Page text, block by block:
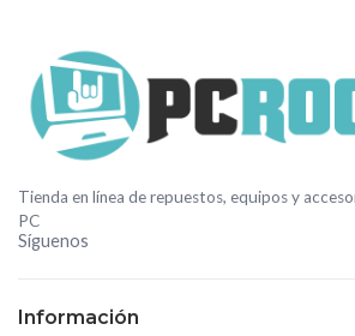
Tienda en línea de repuestos, equipos y
PC
Síguenos
Información